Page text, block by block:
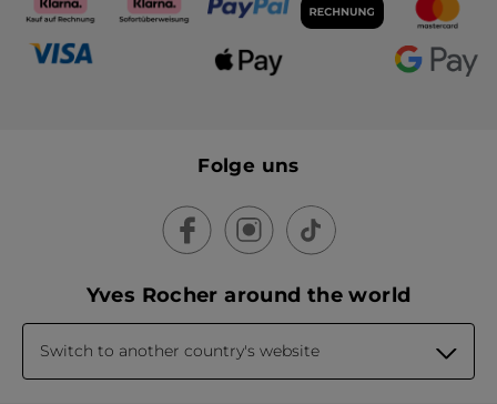
Folge uns
Yves Rocher around the world
Switch to another country's website